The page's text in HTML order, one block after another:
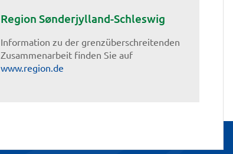
Region Sønderjylland-Schleswig
Information zu der grenzüberschreitenden
Zusammenarbeit finden Sie auf
www.region.de